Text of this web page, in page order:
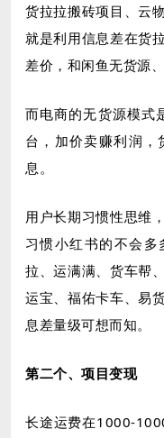
货拉拉搬砖项目、云
就是利用信息差在货
差价，和闲鱼无货源
而电商的无货源模式
台，加价卖赚利润，
息。
用户长期习惯性思维
习惯小红书的不会多
拉、运满满、货车帮
运宝、福佑卡车、易
息差量级可想而知。
第二个、项目变现
长途运费在1000-